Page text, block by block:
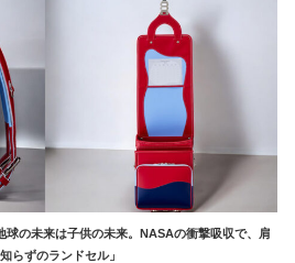
の未来は子供の未来。NASAの衝撃吸収で、肩
らずのランドセル」